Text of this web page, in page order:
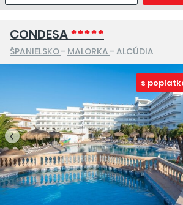
CONDESA*****
ŠPANIELSKO- MALORKA - ALCÚDIA
s